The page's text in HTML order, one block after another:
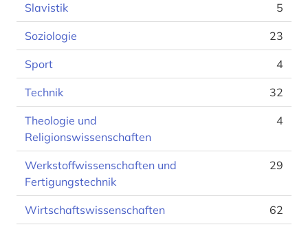
Slavistik 5
Soziologie 23
Sport 4
Technik 32
Theologie und
Religionswissenschaften
4
Werkstoffwissenschaften und
Fertigungstechnik
29
Wirtschaftswissenschaften 62